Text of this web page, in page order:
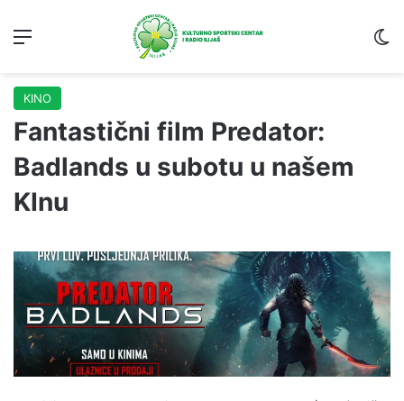
KINO
Fantastični film Predator:
Badlands u subotu u našem
KInu